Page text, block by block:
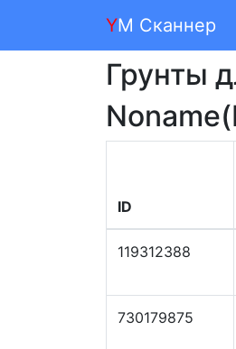
YM Сканнер
Грунты
ID
119312388
730179875